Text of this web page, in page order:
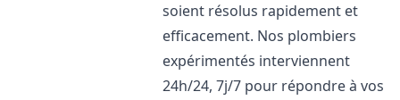
soient résolus rapidement et
efficacement. Nos plombiers
expérimentés interviennent
24h/24, 7j/7 pour répondre à vos